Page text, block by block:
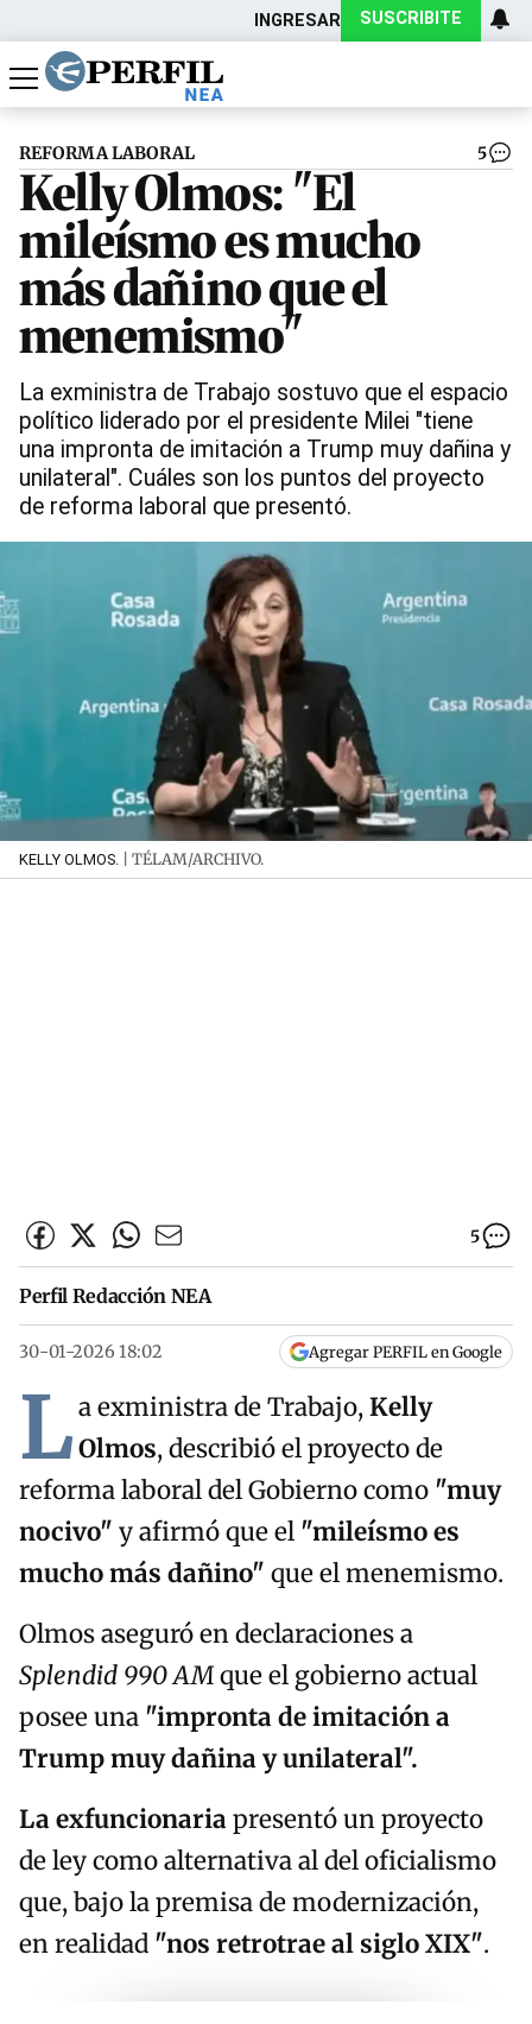
INGRESAR SUSCRIBITE
Política
Economía
Actualidad
REFORMA LABORAL 5
Kelly Olmos: "El
mileísmo es mucho
más dañino que el
menemismo"
La exministra de Trabajo sostuvo que el espacio
político liderado por el presidente Milei "tiene
una impronta de imitación a Trump muy dañina y
unilateral". Cuáles son los puntos del proyecto
de reforma laboral que presentó.
KELLY OLMOS. | TÉLAM/ARCHIVO.
5
Perfil Redacción NEA
30-01-2026 18:02 Agregar PERFIL en Google
La exministra de Trabajo,Kelly
Olmos, describió el proyecto de
reforma laboral del Gobierno como "muy
nocivo" y afirmó que el "mileísmo es
mucho más dañino" que el menemismo.
Olmos aseguró en declaraciones a
Splendid 990 AMque el gobierno actual
posee una "impronta de imitación a
Trump muy dañina y unilateral".
La exfuncionariapresentó un proyecto
de ley como alternativa al del oficialismo
que, bajo la premisa de modernización,
en realidad "nos retrotrae al siglo XIX".